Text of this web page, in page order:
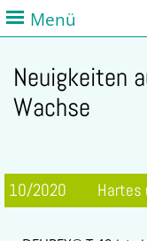
Menü
Neuigkeiten
Wachse
10/2020 Hartes